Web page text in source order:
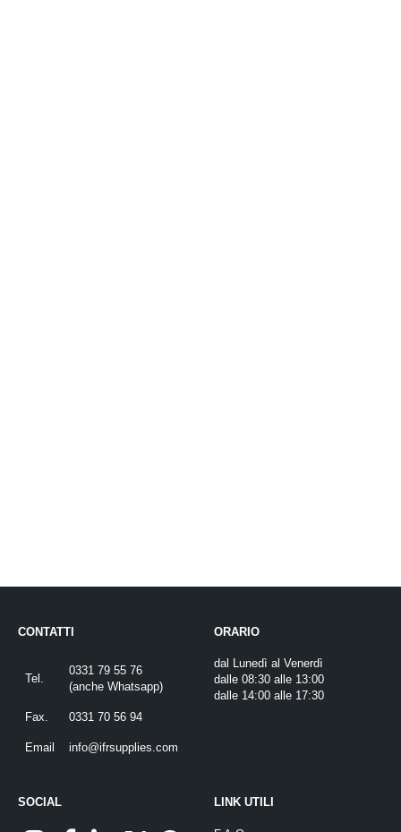
CONTATTI
Tel.
0331 79 55 76
(anche Whatsapp)
Fax. 0331 70 56 94
Email info@ifrsupplies.com
ORARIO
dal Lunedì al Venerdì
dalle 08:30 alle 13:00
dalle 14:00 alle 17:30
SOCIAL LINK UTILI